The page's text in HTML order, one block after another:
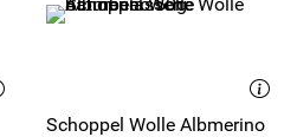
Schoppel Wolle Albmerino